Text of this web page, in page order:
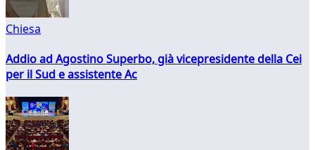
Chiesa
Addio ad Agostino Superbo, già vicepresidente della Cei
per il Sud e assistente Ac